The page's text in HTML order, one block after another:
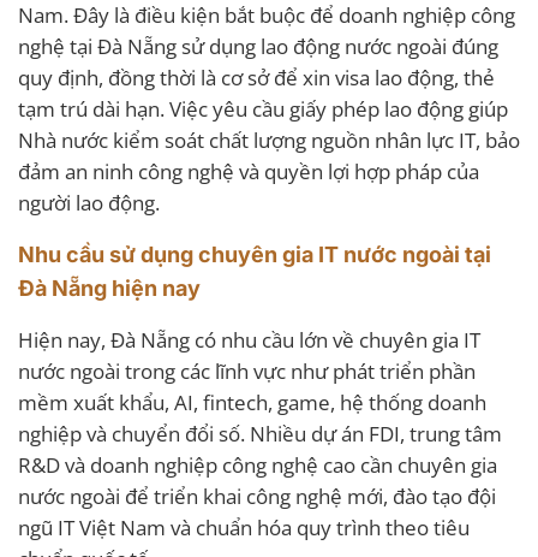
Nam. Đây là điều kiện bắt buộc để doanh nghiệp công
nghệ tại Đà Nẵng sử dụng lao động nước ngoài đúng
quy định, đồng thời là cơ sở để xin visa lao động, thẻ
tạm trú dài hạn. Việc yêu cầu giấy phép lao động giúp
Nhà nước kiểm soát chất lượng nguồn nhân lực IT, bảo
đảm an ninh công nghệ và quyền lợi hợp pháp của
người lao động.
Nhu cầu sử dụng chuyên gia IT nước ngoài tại
Đà Nẵng hiện nay
Hiện nay, Đà Nẵng có nhu cầu lớn về chuyên gia IT
nước ngoài trong các lĩnh vực như phát triển phần
mềm xuất khẩu, AI, fintech, game, hệ thống doanh
nghiệp và chuyển đổi số. Nhiều dự án FDI, trung tâm
R&D và doanh nghiệp công nghệ cao cần chuyên gia
nước ngoài để triển khai công nghệ mới, đào tạo đội
ngũ IT Việt Nam và chuẩn hóa quy trình theo tiêu